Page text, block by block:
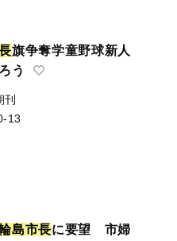
旗争奪学童野球新人
う
刊
13
島市長に要望 市婦